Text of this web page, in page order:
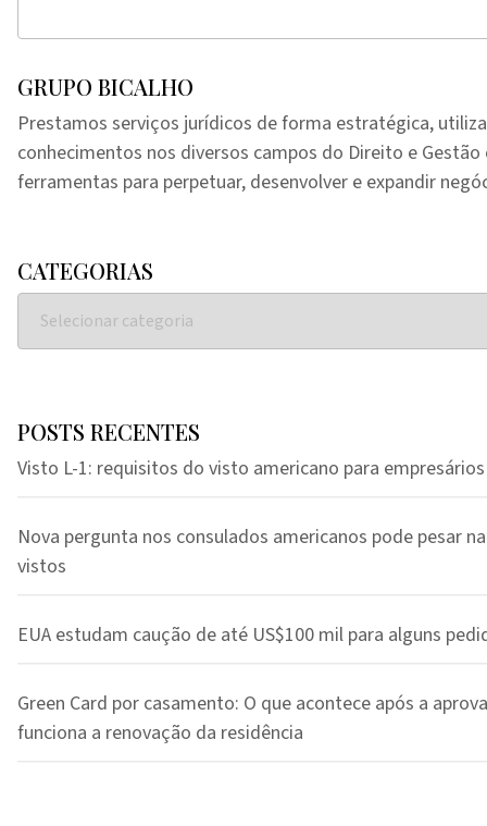
GRUPO BICALHO
Prestamos serviços jurídicos de forma estratégica,
conhecimentos nos diversos campos do Direito e
ferramentas para perpetuar, desenvolver e expandir
CATEGORIAS
POSTS RECENTES
Visto L-1: requisitos do visto americano para empresários
Nova pergunta nos consulados americanos pode pesar
vistos
EUA estudam caução de até US$100 mil para alguns
Green Card por casamento: O que acontece após a
funciona a renovação da residência